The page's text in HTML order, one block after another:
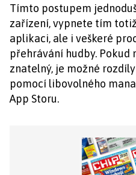
Tímto postupem
zařízení, vypnete tím
aplikaci, ale i veškeré
přehrávání hudby. Pokud
znatelný, je možné
pomocí libovolného
App Storu.